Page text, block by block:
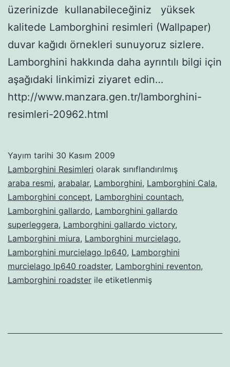
üzerinizde kullanabileceğiniz yüksek
kalitede Lamborghini resimleri (Wallpaper)
duvar kağıdı örnekleri sunuyoruz sizlere.
Lamborghini hakkında daha ayrıntılı bilgi için
aşağıdaki linkimizi ziyaret edin…
http://www.manzara.gen.tr/lamborghini-
resimleri-20962.html
Yayım tarihi 30 Kasım 2009
Lamborghini Resimleri olarak sınıflandırılmış
araba resmi, arabalar, Lamborghini, Lamborghini Cala,
Lamborghini concept, Lamborghini countach,
Lamborghini gallardo, Lamborghini gallardo
superleggera, Lamborghini gallardo victory,
Lamborghini miura, Lamborghini murcielago,
Lamborghini murcielago lp640, Lamborghini
murcielago lp640 roadster, Lamborghini reventon,
Lamborghini roadster ile etiketlenmiş